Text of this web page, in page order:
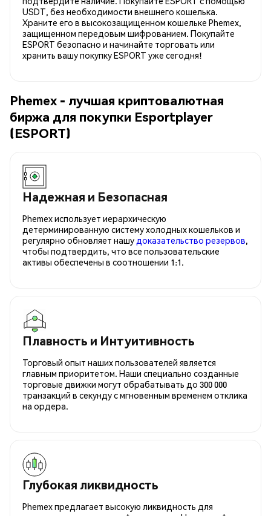
USDT, без необходимости внешнего кошелька.
Храните его в высокозащищенном кошельке Phemex,
защищенном передовым шифрованием. Покупайте
ESPORT безопасно и начинайте торговать или
хранить вашу покупку ESPORT уже сегодня!
Phemex - лучшая криптовалютная
биржа для покупки Esportplayer
(ESPORT)
Надежная и Безопасная
Phemex использует иерархическую
детерминированную систему холодных кошельков и
регулярно обновляет нашу доказательство резервов,
чтобы подтвердить, что все пользовательские
активы обеспечены в соотношении 1:1.
Плавность и Интуитивность
Торговый опыт наших пользователей является
главным приоритетом. Наши специально созданные
торговые движки могут обрабатывать до 300 000
транзакций в секунду с мгновенным временем отклика
на ордера.
Глубокая ликвидность
Phemex предлагает высокую ликвидность для